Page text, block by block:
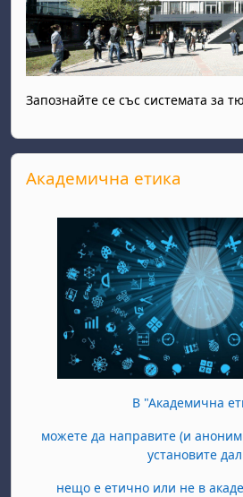
Запознайте се със системата за
Прескочи Академична етика
Академична етика
В "Академична
можете да направите (и
установите
нещо е етично или не в